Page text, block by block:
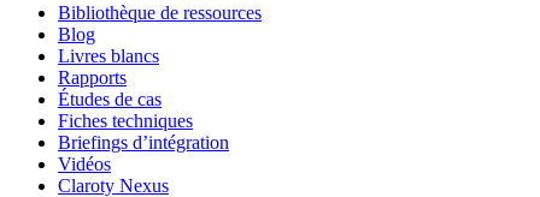
Bibliothèque de ressources
Blog
Livres blancs
Rapports
Études de cas
Fiches techniques
Briefings d’intégration
Vidéos
Claroty Nexus